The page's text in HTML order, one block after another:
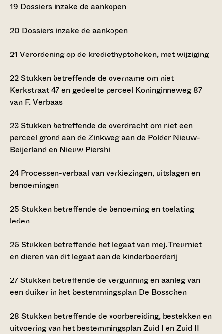
19 Dossiers inzake de aankopen
20 Dossiers inzake de aankopen
21 Verordening op de krediethyptoheken, met wijziging
22Stukken betreffende de overname om niet
Kerkstraat 47 en gedeelte perceel Koninginneweg 87
van F. Verbaas
23Stukken betreffende de overdracht om niet een
perceel grond aan de Zinkweg aan de Polder Nieuw-
Beijerland en Nieuw Piershil
24 Processen-verbaal van verkiezingen, uitslagen en
benoemingen
25 Stukken betreffende de benoeming en toelating
leden
26 Stukken betreffende het legaat van mej. Treurniet
en dieren van dit legaat aan de kinderboerderij
27Stukken betreffende de vergunning en aanleg van
een duiker in het bestemmingsplan De Bosschen
28 Stukken betreffende de voorbereiding, bestekken en
uitvoering van het bestemmingsplan Zuid I en Zuid II